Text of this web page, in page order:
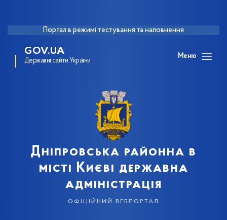
Портал в режимі тестування та наповнення
GOV.UA
Державні сайти України
Меню
Дніпровська районна в
місті Києві державна
адміністрація
офіційний вебпортал